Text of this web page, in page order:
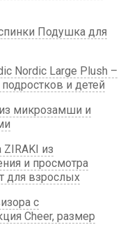
Подушка для
Nordic Large Plush –
и детей
микрозамши и
из
и просмотра
для взрослых
с
Cheer, размер